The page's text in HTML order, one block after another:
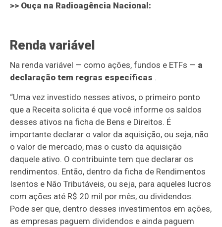
>> Ouça na Radioagência Nacional:
Renda variável
Na renda variável — como ações, fundos e ETFs — a
declaração tem regras específicas .
“Uma vez investido nesses ativos, o primeiro ponto
que a Receita solicita é que você informe os saldos
desses ativos na ficha de Bens e Direitos. É
importante declarar o valor da aquisição, ou seja, não
o valor de mercado, mas o custo da aquisição
daquele ativo. O contribuinte tem que declarar os
rendimentos. Então, dentro da ficha de Rendimentos
Isentos e Não Tributáveis, ou seja, para aqueles lucros
com ações até R$ 20 mil por mês, ou dividendos.
Pode ser que, dentro desses investimentos em ações,
as empresas paguem dividendos e ainda paguem